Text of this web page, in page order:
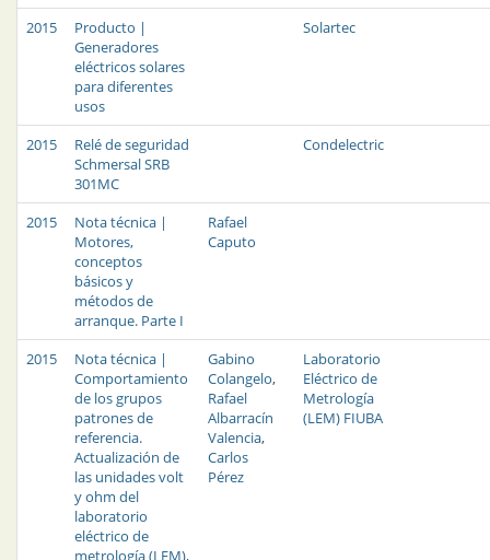
2015
Producto |
Generadores
eléctricos solares
para diferentes
usos
Solartec
2015
Relé de seguridad
Schmersal SRB
301MC
Condelectric
2015
Nota técnica |
Motores,
conceptos
básicos y
métodos de
arranque. Parte I
Rafael
Caputo
2015
Nota técnica |
Comportamiento
de los grupos
patrones de
referencia.
Actualización de
las unidades volt
y ohm del
laboratorio
eléctrico de
metrología (LEM),
Gabino
Colangelo,
Rafael
Albarracín
Valencia,
Carlos
Pérez
Laboratorio
Eléctrico de
Metrología
(LEM) FIUBA